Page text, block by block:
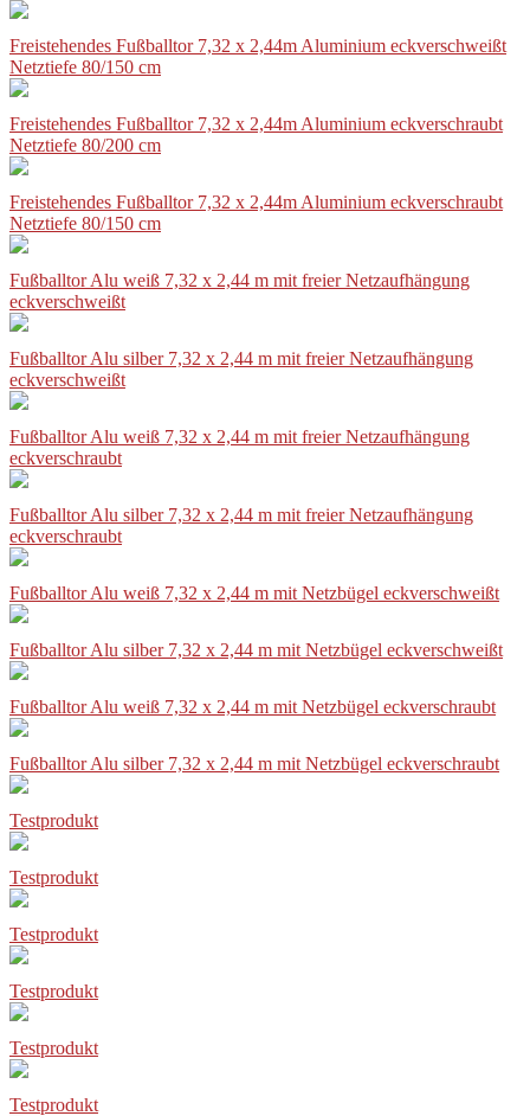
Freistehendes Fußballtor 7,32 x 2,44m Aluminium eckverschweißt
Netztiefe 80/150 cm
Freistehendes Fußballtor 7,32 x 2,44m Aluminium eckverschraubt
Netztiefe 80/200 cm
Freistehendes Fußballtor 7,32 x 2,44m Aluminium eckverschraubt
Netztiefe 80/150 cm
Fußballtor Alu weiß 7,32 x 2,44 m mit freier Netzaufhängung
eckverschweißt
Fußballtor Alu silber 7,32 x 2,44 m mit freier Netzaufhängung
eckverschweißt
Fußballtor Alu weiß 7,32 x 2,44 m mit freier Netzaufhängung
eckverschraubt
Fußballtor Alu silber 7,32 x 2,44 m mit freier Netzaufhängung
eckverschraubt
Fußballtor Alu weiß 7,32 x 2,44 m mit Netzbügel eckverschweißt
Fußballtor Alu silber 7,32 x 2,44 m mit Netzbügel eckverschweißt
Fußballtor Alu weiß 7,32 x 2,44 m mit Netzbügel eckverschraubt
Fußballtor Alu silber 7,32 x 2,44 m mit Netzbügel eckverschraubt
Testprodukt
Testprodukt
Testprodukt
Testprodukt
Testprodukt
Testprodukt